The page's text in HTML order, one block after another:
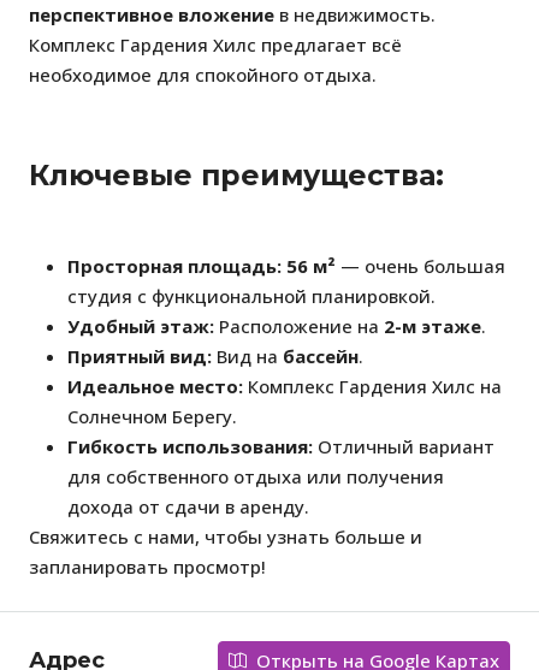
перспективное вложение в недвижимость.
Комплекс Гардения Хилс предлагает всё
необходимое для спокойного отдыха.
Ключевые преимущества:
Просторная площадь: 56 м² — очень большая
студия с функциональной планировкой.
Удобный этаж: Расположение на 2-м этаже.
Приятный вид: Вид на бассейн.
Идеальное место: Комплекс Гардения Хилс на
Солнечном Берегу.
Гибкость использования: Отличный вариант
для собственного отдыха или получения
дохода от сдачи в аренду.
Свяжитесь с нами, чтобы узнать больше и
запланировать просмотр!
Адрес Открыть на Google Картах